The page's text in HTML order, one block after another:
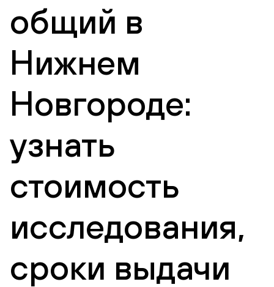
общий в
Нижнем
Новгороде:
узнать
стоимость
исследования,
сроки выдачи